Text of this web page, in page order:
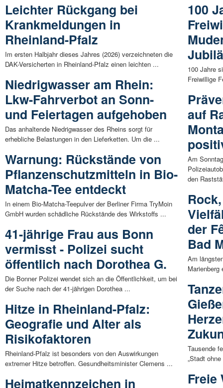
Leichter Rückgang bei
Krankmeldungen in
Rheinland-Pfalz
Im ersten Halbjahr dieses Jahres (2026) verzeichneten die
DAK-Versicherten in Rheinland-Pfalz einen leichten ...
Niedrigwasser am Rhein:
Lkw-Fahrverbot an Sonn-
und Feiertagen aufgehoben
Das anhaltende Niedrigwasser des Rheins sorgt für
erhebliche Belastungen in den Lieferketten. Um die ...
Warnung: Rückstände von
Pflanzenschutzmitteln in Bio-
Matcha-Tee entdeckt
In einem Bio-Matcha-Teepulver der Berliner Firma TryMoin
GmbH wurden schädliche Rückstände des Wirkstoffs ...
41-jährige Frau aus Bonn
vermisst - Polizei sucht
öffentlich nach Dorothea G.
Die Bonner Polizei wendet sich an die Öffentlichkeit, um bei
der Suche nach der 41-jährigen Dorothea ...
Hitze in Rheinland-Pfalz:
Geografie und Alter als
Risikofaktoren
Rheinland-Pfalz ist besonders von den Auswirkungen
extremer Hitze betroffen. Gesundheitsminister Clemens ...
Heimatkennzeichen in
100
100 Jahre
Freiwillige
auf
Am
den
der
Bad
Am
Tausende
„Stadt
Freie